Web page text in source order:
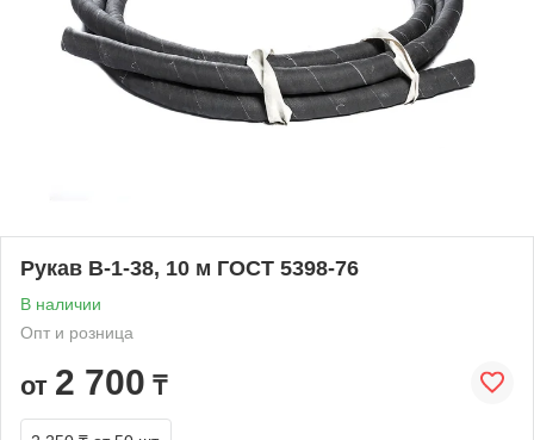
Рукав В-1-38, 10 м ГОСТ 5398-76
В наличии
Опт и розница
от 2 700 ₸